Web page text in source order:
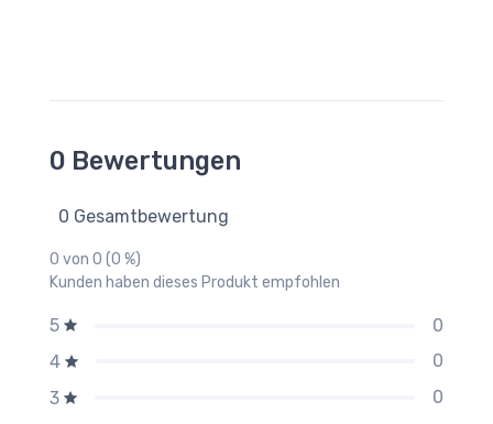
0 Bewertungen
0 Gesamtbewertung
0 von 0 (0 %)
Kunden haben dieses Produkt empfohlen
5
0
4
0
3
0